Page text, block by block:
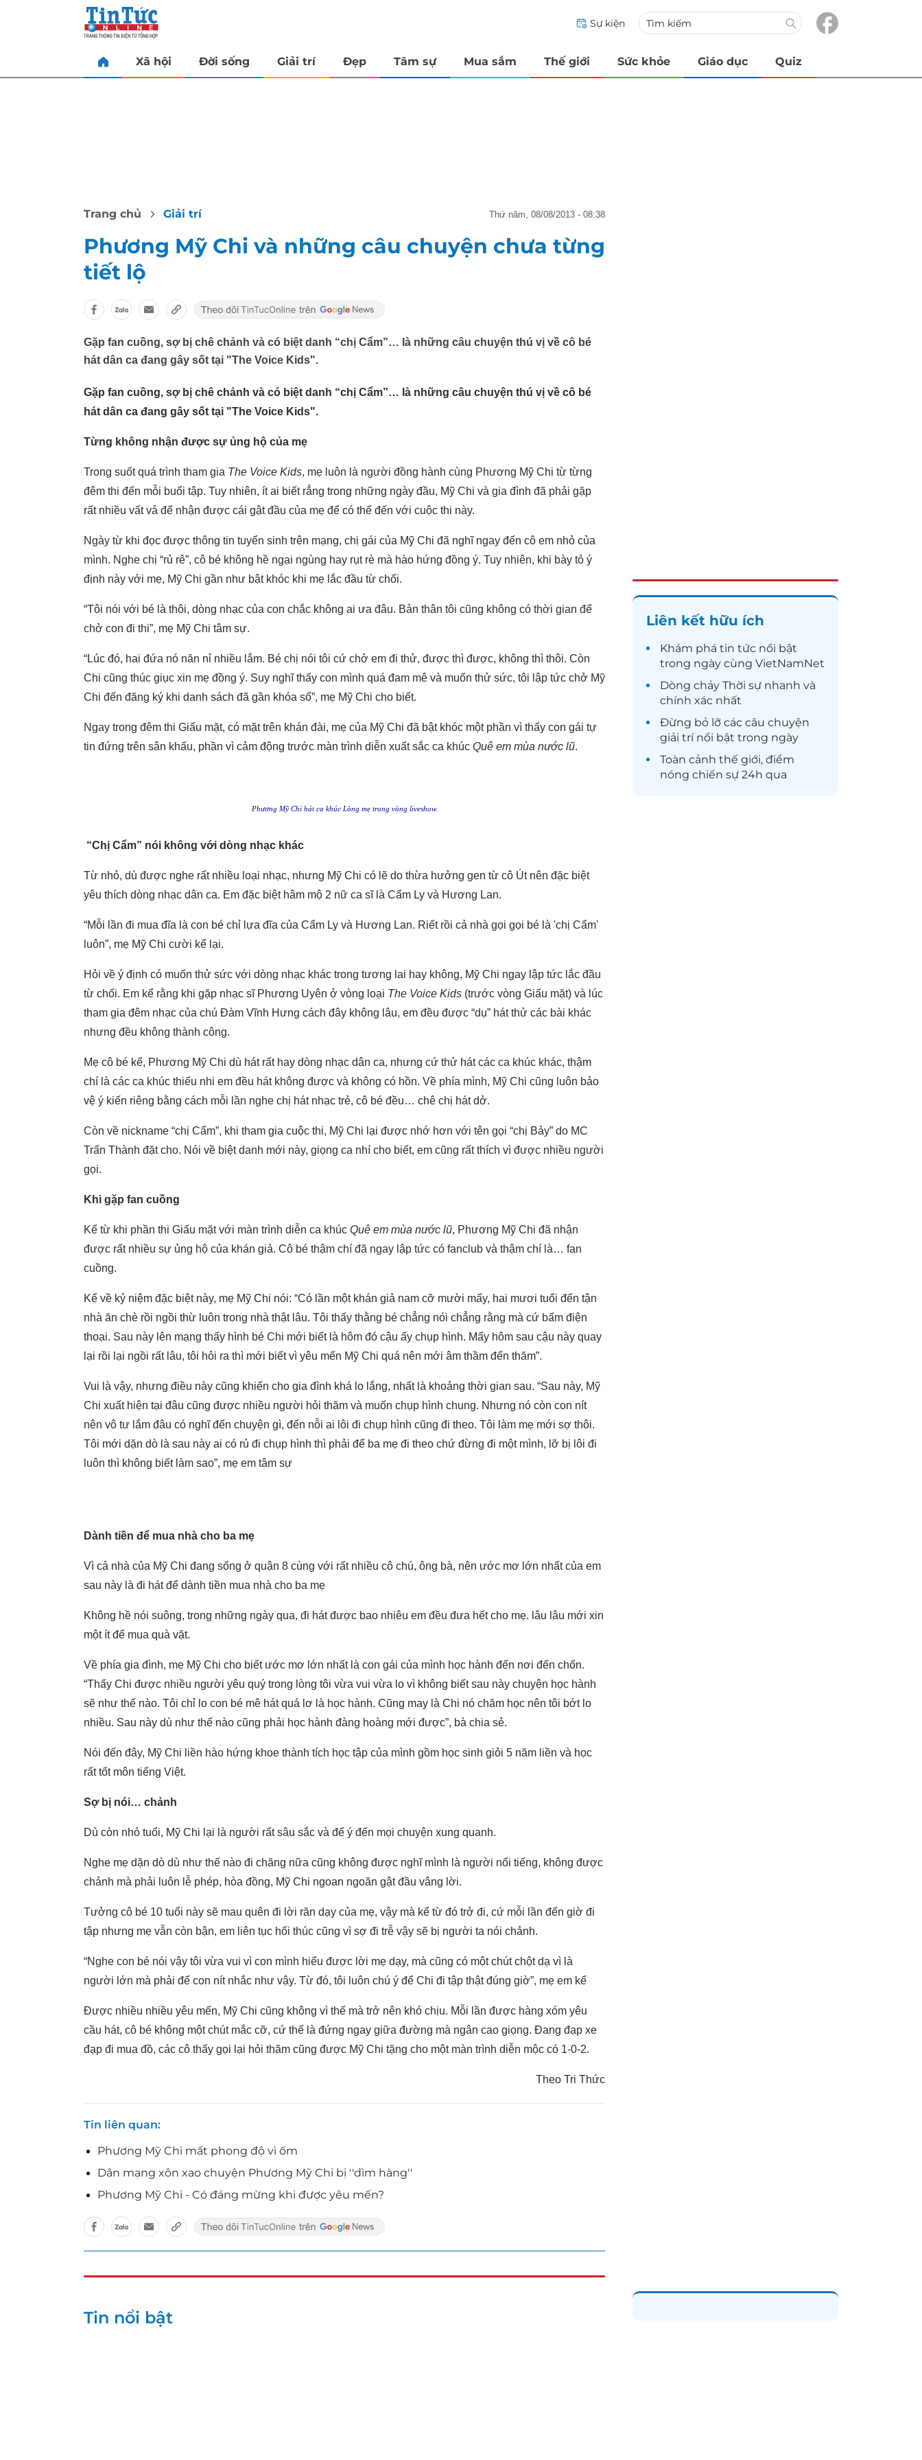
Sự kiện
Xã hội Đời sống Giải trí Đẹp Tâm sự Mua sắm Thế giới Sức khỏe Giáo dục Quiz
Trang chủ Giải trí thứ năm, 08/08/2013 - 08:38
Phương Mỹ Chi và những câu chuyện chưa từng
tiết lộ
Gặp fan cuồng, sợ bị chê chảnh và có biệt danh “chị Cẩm”… là những câu chuyện thú vị về cô bé
hát dân ca đang gây sốt tại "The Voice Kids".
Gặp fan cuồng, sợ bị chê chảnh và có biệt danh “chị Cẩm”… là những câu chuyện thú vị về cô bé
hát dân ca đang gây sốt tại "The Voice Kids".
Từng không nhận được sự ủng hộ của mẹ
Trong suốt quá trình tham gia The Voice Kids, mẹ luôn là người đồng hành cùng Phương Mỹ Chi từ từng
đêm thi đến mỗi buổi tập. Tuy nhiên, ít ai biết rẳng trong những ngày đầu, Mỹ Chi và gia đình đã phải gặp
rất nhiều vất vả để nhận được cái gật đầu của mẹ để có thể đến với cuộc thi này.
Ngày từ khi đọc được thông tin tuyển sinh trên mạng, chị gái của Mỹ Chi đã nghĩ ngay đến cô em nhỏ của
mình. Nghe chị “rủ rê”, cô bé không hề ngại ngùng hay rụt rè mà hào hứng đồng ý. Tuy nhiên, khi bày tỏ ý
định này với mẹ, Mỹ Chi gần như bật khóc khi mẹ lắc đầu từ chối.
“Tôi nói với bé là thôi, dòng nhạc của con chắc không ai ưa đâu. Bản thân tôi cũng không có thời gian để
chở con đi thi”, mẹ Mỹ Chi tâm sự.
“Lúc đó, hai đứa nó năn nỉ nhiều lắm. Bé chị nói tôi cứ chở em đi thử, được thì được, không thì thôi. Còn
Chi cũng thúc giục xin mẹ đồng ý. Suy nghĩ thấy con mình quá đam mê và muốn thử sức, tôi lập tức chở Mỹ
Chi đến đăng ký khi danh sách đã gần khóa sổ”, mẹ Mỹ Chi cho biết.
Ngay trong đêm thi Giấu mặt, có mặt trên khán đài, mẹ của Mỹ Chi đã bật khóc một phần vì thấy con gái tự
tin đứng trên sân khấu, phần vì cảm động trước màn trình diễn xuất sắc ca khúc Quê em mùa nước lũ.
Phương Mỹ Chi hát ca khúc Lòng mẹ trong vòng liveshow.
“Chị Cẩm” nói không với dòng nhạc khác
Từ nhỏ, dù được nghe rất nhiều loại nhạc, nhưng Mỹ Chi có lẽ do thừa hưởng gen từ cô Út nên đặc biệt
yêu thích dòng nhạc dân ca. Em đặc biệt hâm mộ 2 nữ ca sĩ là Cẩm Ly và Hương Lan.
“Mỗi lần đi mua đĩa là con bé chỉ lựa đĩa của Cẩm Ly và Hương Lan. Riết rồi cả nhà gọi gọi bé là 'chị Cẩm'
luôn”, mẹ Mỹ Chi cười kể lại.
Hỏi về ý định có muốn thử sức với dòng nhạc khác trong tương lai hay không, Mỹ Chi ngay lập tức lắc đầu
từ chối. Em kể rằng khi gặp nhạc sĩ Phương Uyên ở vòng loại The Voice Kids (trước vòng Giấu mặt) và lúc
tham gia đêm nhạc của chú Đàm Vĩnh Hưng cách đây không lâu, em đều được “dụ” hát thử các bài khác
nhưng đều không thành công.
Mẹ cô bé kể, Phương Mỹ Chi dù hát rất hay dòng nhạc dân ca, nhưng cứ thử hát các ca khúc khác, thậm
chí là các ca khúc thiếu nhi em đều hát không được và không có hồn. Về phía mình, Mỹ Chi cũng luôn bảo
vệ ý kiến riêng bằng cách mỗi lần nghe chị hát nhạc trẻ, cô bé đều… chê chị hát dở.
Còn về nickname “chị Cẩm”, khi tham gia cuộc thi, Mỹ Chi lại được nhớ hơn với tên gọi “chị Bảy” do MC
Trấn Thành đặt cho. Nói về biệt danh mới này, giọng ca nhí cho biết, em cũng rất thích vì được nhiều người
gọi.
Khi gặp fan cuồng
Kể từ khi phần thi Giấu mặt với màn trình diễn ca khúc Quê em mùa nước lũ, Phương Mỹ Chi đã nhận
được rất nhiều sự ủng hộ của khán giả. Cô bé thậm chí đã ngay lập tức có fanclub và thậm chí là… fan
cuồng.
Kể về kỷ niệm đặc biệt này, mẹ Mỹ Chi nói: “Có lần một khán giả nam cỡ mười mấy, hai mươi tuổi đến tận
nhà ăn chè rồi ngồi thừ luôn trong nhà thật lâu. Tôi thấy thằng bé chẳng nói chẳng rằng mà cứ bấm điện
thoại. Sau này lên mạng thấy hình bé Chi mới biết là hôm đó cậu ấy chụp hình. Mấy hôm sau cậu này quay
lại rồi lại ngồi rất lâu, tôi hỏi ra thì mới biết vì yêu mến Mỹ Chi quá nên mới âm thầm đến thăm”.
Vui là vậy, nhưng điều này cũng khiến cho gia đình khá lo lắng, nhất là khoảng thời gian sau. “Sau này, Mỹ
Chi xuất hiện tại đâu cũng được nhiều người hỏi thăm và muốn chụp hình chung. Nhưng nó còn con nít
nên vô tư lắm đâu có nghĩ đến chuyện gì, đến nỗi ai lôi đi chụp hình cũng đi theo. Tôi làm mẹ mới sợ thôi.
Tôi mới dặn dò là sau này ai có rủ đi chụp hình thì phải để ba mẹ đi theo chứ đừng đi một mình, lỡ bị lôi đi
luôn thì không biết làm sao”, mẹ em tâm sự
Dành tiền để mua nhà cho ba mẹ
Vì cả nhà của Mỹ Chi đang sống ở quận 8 cùng với rất nhiều cô chú, ông bà, nên ước mơ lớn nhất của em
sau này là đi hát để dành tiền mua nhà cho ba mẹ
Không hề nói suông, trong những ngày qua, đi hát được bao nhiêu em đều đưa hết cho mẹ. lâu lâu mới xin
một ít để mua quà vặt.
Về phía gia đình, mẹ Mỹ Chi cho biết ước mơ lớn nhất là con gái của mình học hành đến nơi đến chốn.
“Thấy Chi được nhiều người yêu quý trong lòng tôi vừa vui vừa lo vì không biết sau này chuyện học hành
sẽ như thế nào. Tôi chỉ lo con bé mê hát quá lơ là học hành. Cũng may là Chi nó chăm học nên tôi bớt lo
nhiều. Sau này dù như thế nào cũng phải học hành đàng hoàng mới được”, bà chia sẻ.
Nói đến đây, Mỹ Chi liền hào hứng khoe thành tích học tập của mình gồm học sinh giỏi 5 năm liền và học
rất tốt môn tiếng Việt.
Sợ bị nói… chảnh
Dù còn nhỏ tuổi, Mỹ Chi lại là người rất sâu sắc và để ý đến mọi chuyện xung quanh.
Nghe mẹ dặn dò dù như thế nào đi chăng nữa cũng không được nghĩ mình là người nổi tiếng, không được
chảnh mà phải luôn lễ phép, hòa đồng, Mỹ Chi ngoan ngoãn gật đầu vâng lời.
Tưởng cô bé 10 tuổi này sẽ mau quên đi lời răn dạy của mẹ, vậy mà kể từ đó trở đi, cứ mỗi lần đến giờ đi
tập nhưng mẹ vẫn còn bận, em liên tục hối thúc cũng vì sợ đi trễ vậy sẽ bị người ta nói chảnh.
“Nghe con bé nói vậy tôi vừa vui vì con mình hiểu được lời mẹ dạy, mà cũng có một chút chột dạ vì là
người lớn mà phải để con nít nhắc như vậy. Từ đó, tôi luôn chú ý để Chi đi tập thật đúng giờ”, mẹ em kể
Được nhiều nhiều yêu mến, Mỹ Chi cũng không vì thế mà trở nên khó chịu. Mỗi lần được hàng xóm yêu
cầu hát, cô bé không một chút mắc cỡ, cứ thế là đứng ngay giữa đường mà ngân cao giọng. Đang đạp xe
đạp đi mua đồ, các cô thấy gọi lại hỏi thăm cũng được Mỹ Chi tặng cho một màn trình diễn mộc có 1-0-2.
Theo Tri Thức
Tin liên quan
Phương Mỹ Chi mất phong độ vì ốm
Dân mạng xôn xao chuyện Phương Mỹ Chi bị ''dìm hàng''
Phương Mỹ Chi - Có đáng mừng khi được yêu mến?
Liên kết hữu ích
Khám phá tin tức nổi bật
trong ngày cùng VietNamNet
Dòng chảy Thời sự nhanh và
chính xác nhất
Đừng bỏ lỡ các câu chuyện
giải trínổi bật trong ngày
Toàn cảnh thế giới, điểm
nóng chiến sự 24h qua
Tin nổi bật